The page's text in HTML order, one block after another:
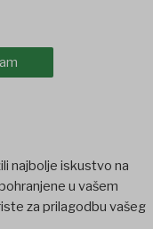
najbolje iskustvo na
u vašem
za prilagodbu vašeg